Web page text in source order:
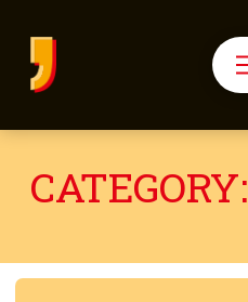
CATEGORY: